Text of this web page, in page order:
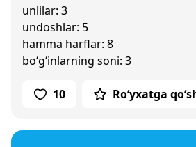
unlilar: 3
undoshlar: 5
hamma harflar: 8
bo‘g‘inlarning soni: 3
10 Ro‘yxatga